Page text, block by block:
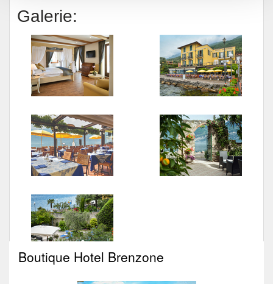
Galerie:
Boutique Hotel Brenzone